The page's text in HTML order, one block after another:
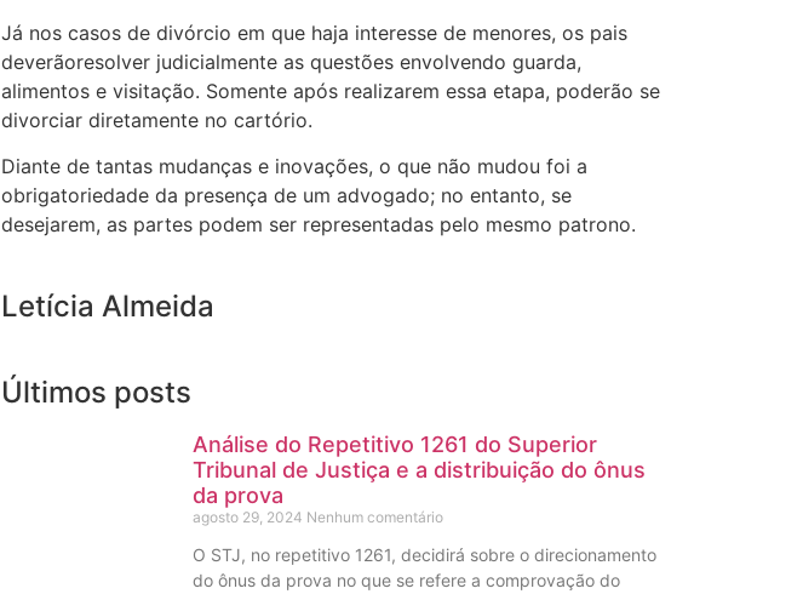
Já nos casos de divórcio em que haja interesse de menores, os pais
deverãoresolver judicialmente as questões envolvendo guarda,
alimentos e visitação. Somente após realizarem essa etapa, poderão se
divorciar diretamente no cartório.
Diante de tantas mudanças e inovações, o que não mudou foi a
obrigatoriedade da presença de um advogado; no entanto, se
desejarem, as partes podem ser representadas pelo mesmo patrono.
Letícia Almeida
Últimos posts
Análise do Repetitivo 1261 do Superior
Tribunal de Justiça e a distribuição do ônus
da prova
agosto 29, 2024 Nenhum comentário
O STJ, no repetitivo 1261, decidirá sobre o direcionamento
do ônus da prova no que se refere a comprovação do